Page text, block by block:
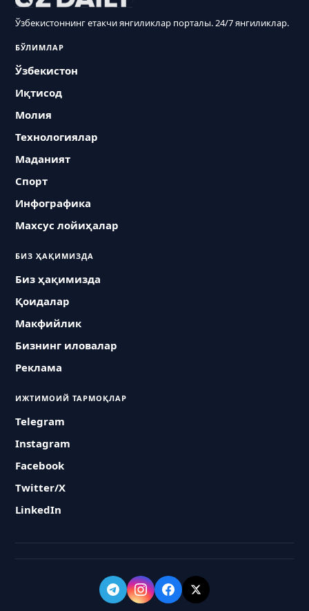
Ўзбекистоннинг етакчи янгиликлар порталы. 24/7 янгиликлар.
БЎЛИМЛАР
Ўзбекистон
Иқтисод
Молия
Технологиялар
Маданият
Спорт
Инфографика
Махсус лойиҳалар
БИЗ ҲАҚИМИЗДА
Биз ҳақимизда
Қоидалар
Макфийлик
Бизнинг иловалар
Реклама
ИЖТИМОИЙ ТАРМОҚЛАР
Telegram
Instagram
Facebook
Twitter/X
LinkedIn